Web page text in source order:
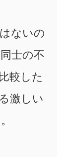
ないの
士の不
較した
激しい